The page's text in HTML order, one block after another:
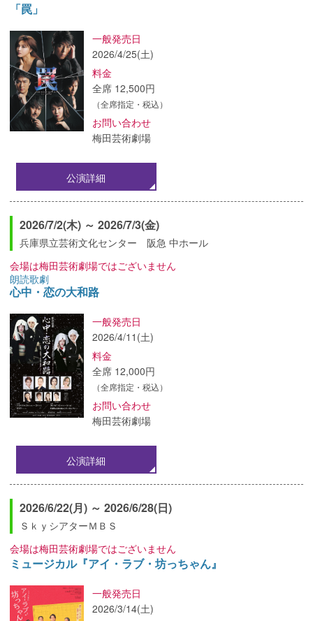
「罠」
一般発売日
2026/4/25(土)
料金
全席 12,500円
（全席指定・税込）
お問い合わせ
梅田芸術劇場
公演詳細
2026/7/2(木) ～ 2026/7/3(金)
兵庫県立芸術文化センター 阪急 中ホール
会場は梅田芸術劇場ではございません
朗読歌劇
心中・恋の大和路
一般発売日
2026/4/11(土)
料金
全席 12,000円
（全席指定・税込）
お問い合わせ
梅田芸術劇場
公演詳細
2026/6/22(月) ～ 2026/6/28(日)
ＳｋｙシアターＭＢＳ
会場は梅田芸術劇場ではございません
ミュージカル『アイ・ラブ・坊っちゃん』
一般発売日
2026/3/14(土)